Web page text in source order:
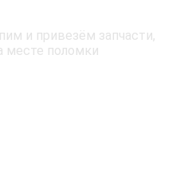
и привезём запчасти,
месте поломки